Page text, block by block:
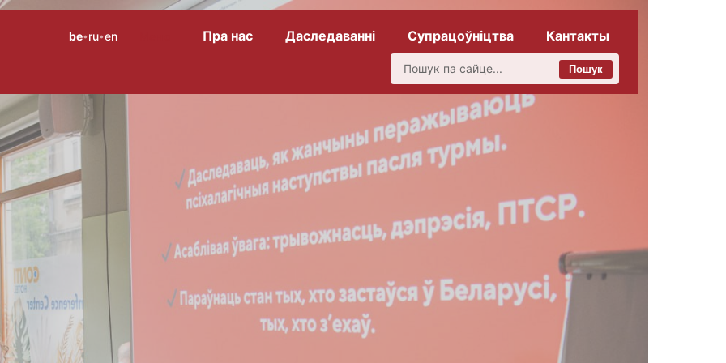
be• ru•en Пра нас Даследаванні Супрацоўніцтва Кантакты
Пошук